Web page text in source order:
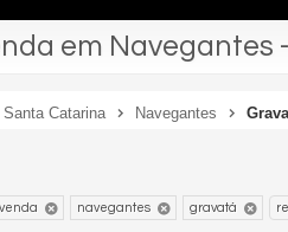
em Navegantes
Santa Catarina Navegantes
venda navegantes gravatá